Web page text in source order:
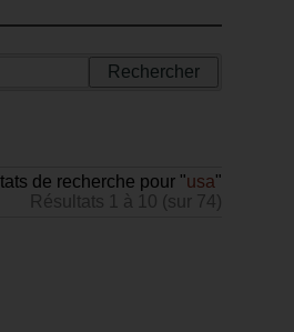
de recherche pour "usa"
Résultats 1 à 10 (sur 74)